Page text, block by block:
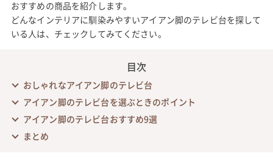
おすすめの商品を紹介します。
どんなインテリアに馴染みやすいアイアン脚のテレビ台を探して
いる人は、チェックしてみてください。
目次
おしゃれなアイアン脚のテレビ台
アイアン脚のテレビ台を選ぶときのポイント
アイアン脚のテレビ台おすすめ9選
まとめ